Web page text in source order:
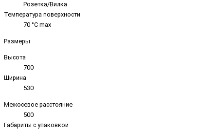
Розетка/Вилка
Температура поверхности
70 °C max
Размеры
Высота
700
Ширина
530
Межосевое расстояние
500
Габариты с упаковкой